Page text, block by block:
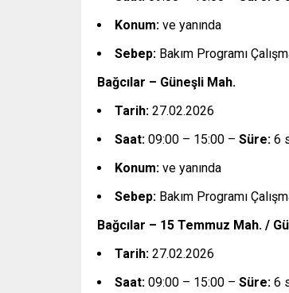
Konum: ve yanında
Sebep: Bakım Programı
Bağcılar – Güneşli Mah.
Tarih: 27.02.2026
Saat: 09:00 – 15:00 – Süre: 6
Konum: ve yanında
Sebep: Bakım Programı
Bağcılar – 15 Temmuz Mah. /
Tarih: 27.02.2026
Saat: 09:00 – 15:00 – Süre: 6